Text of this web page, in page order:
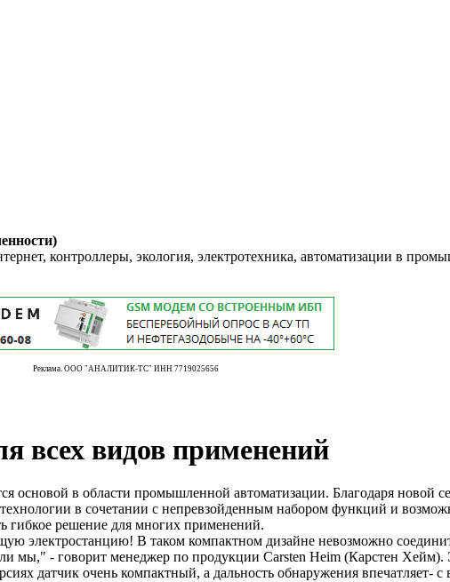
контроллеры, экология, электротехника, автоматизации в
Реклама. ООО "АНАЛИТИК-ТС" ИНН 7719025656
всех видов применений
основой в области промышленной автоматизации. Благодаря новой
в сочетании с непревзойденным набором функций и
гибкое решение для многих применений.
электростанцию! В таком компактном дизайне невозможно
мы," - говорит менеджер по продукции Carsten Heim (Карстен Хейм).
датчик очень компактный, а дальность обнаружения впечатляет- с